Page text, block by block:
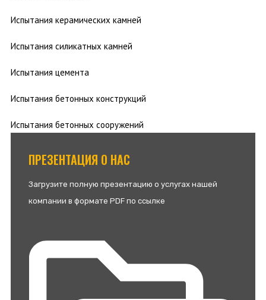
Испытания керамических камней
Испытания силикатных камней
Испытания цемента
Испытания бетонных конструкций
Испытания бетонных сооружений
ПРЕЗЕНТАЦИЯ О НАС
Загрузите полную презентацию о услугах нашей
компании в формате PDF по ссылке